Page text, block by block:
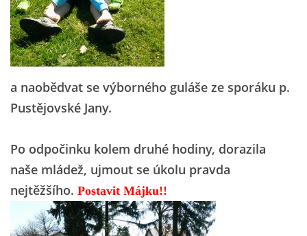
a naobědvat se výborného guláše ze sporáku p.
Pustějovské Jany.
Po odpočinku kolem druhé hodiny, dorazila
naše mládež, ujmout se úkolu pravda
nejtěžšího. Postavit Májku!!